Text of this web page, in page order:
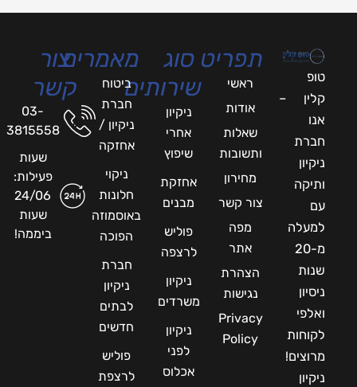
טופ
קלין –
אנו
חברת
ניקיון
ותיקה
עם
למעלה
מ-20
שנות
ניסיון
ואלפי
לקוחות
מרוצים!
ניקיון
תפריט
ראשי
אודות
שאלות
ותשובות
מחירון
צור קשר
מפה
אתר
הצהרת
נגישות
Privacy
Policy
סוג
שירותים
ניקיון
אחרי
שיפוץ
אחזקת
מבנים
פוליש
לרצפה
ניקיון
משרדים
ניקיון
לפני
אכלוס
מאמרים
ביטוח
חברת
ניקיון /
אחזקה
ניקוי
חלונות
באוסמוזה
הפוכה
חברת
ניקיון
לבתים
חדשים
פוליש
לרצפת
צור
קשר
03-
3815558
שעות
פעילות:
24/06
שעות
ביממה!